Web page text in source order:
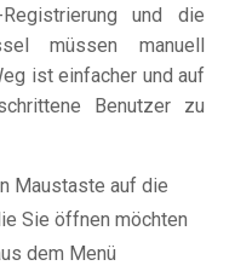
und die
müssen manuell
ist einfacher und auf
Benutzer zu
Maustaste auf die
Sie öffnen möchten
dem Menü